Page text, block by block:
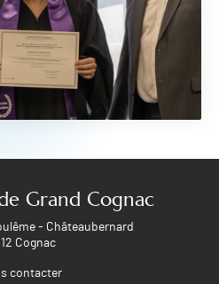
Grand Cognac
- Châteaubernard
Cognac
contacter